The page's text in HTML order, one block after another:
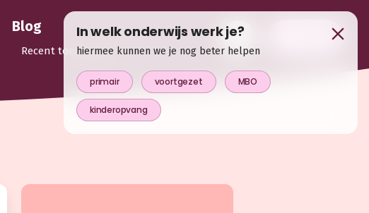
Blog
Recent toegevoegd
In welk onderwijs werk je?
hiermee kunnen we je nog beter helpen
primair voortgezet MBO
kinderopvang